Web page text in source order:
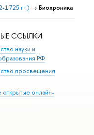
1725 гг.) → Биохроника
ССЫЛКИ
науки и
РФ
просвещения
онлайн-